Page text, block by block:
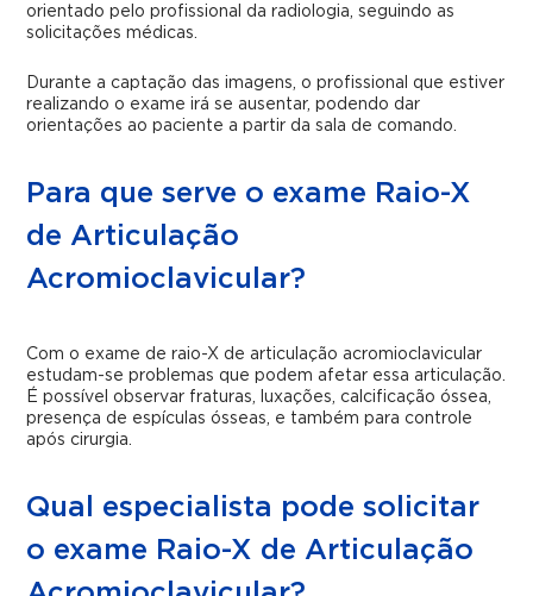
orientado pelo profissional da radiologia, seguindo as
solicitações médicas.
Durante a captação das imagens, o profissional que estiver
realizando o exame irá se ausentar, podendo dar
orientações ao paciente a partir da sala de comando.
Para que serve o exame Raio-X
de Articulação
Acromioclavicular?
Com o exame de raio-X de articulação acromioclavicular
estudam-se problemas que podem afetar essa articulação.
É possível observar fraturas, luxações, calcificação óssea,
presença de espículas ósseas, e também para controle
após cirurgia.
Qual especialista pode solicitar
o exame Raio-X de Articulação